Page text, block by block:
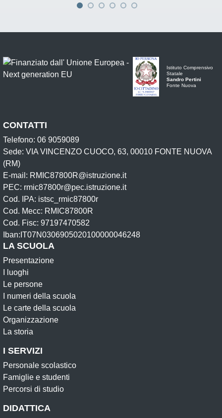
Istituto Comprensivo
Statale
Sandro Pertini
Fonte Nuova
CONTATTI
Telefono: 06 9059089
Sede: VIA VINCENZO CUOCO, 63, 00010 FONTE NUOVA
(RM)
E-mail: RMIC87800R@istruzione.it
PEC: rmic87800r@pec.istruzione.it
Cod. IPA: istsc_rmic87800r
Cod. Mecc: RMIC87800R
Cod. Fisc: 97197470582
Iban:IT07N0306905020100000046248
LA SCUOLA
Presentazione
I luoghi
Le persone
I numeri della scuola
Le carte della scuola
Organizzazione
La storia
I SERVIZI
Personale scolastico
Famiglie e studenti
Percorsi di studio
DIDATTICA